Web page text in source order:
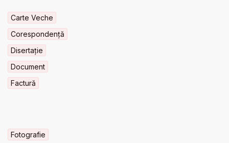
Carte Veche
Corespondență
Disertație
Document
Factură
Fotografie